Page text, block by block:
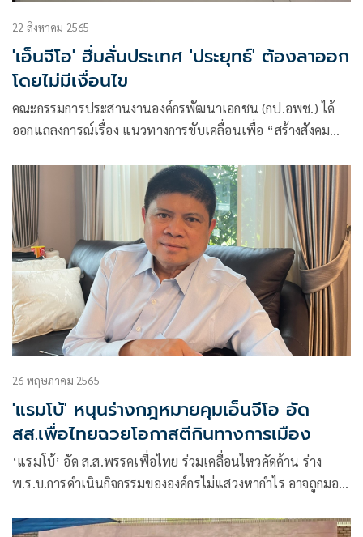
22 สิงหาคม 2565
'เอ็นจีโอ' ฮึ่มลั่นประเทศ 'ประยุทธ์' ต้องลาออก
โดยไม่มีเงื่อนไข
คณะกรรมการประสานงานองค์กรพัฒนาเอกชน (กป.อพช.) ได้
ออกแถลงการณ์เรื่อง แนวทางการขับเคลื่อนเพื่อ “สร้างสังคม
หลักสิทธิมนุษยชน เท่าเทียมและเป็นธรรม”
26 พฤษภาคม 2565
'แรมโบ้' หนุนร่างกฎหมายคุมเอ็นจีโอ อัด
สส.เพื่อไทยฉวยโอกาสตีกินทางการเมือง
‘แรมโบ้’ อัด ส.ส.พรรคเพื่อไทย ร่วมเคลื่อนไหวคัดค้าน ร่าง
พ.ร.บ.การดำเนินกิจกรรมขององค์กรไม่แสวงหากำไร อาจถูกมอง
ดีกับประเทศ ย้ำหากไม่ได้ทำผิดอย่ากลัวกฎหมาย